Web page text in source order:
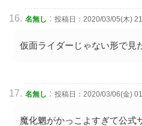
名無し : 投稿日：2020/03/05(木)
仮面ライダーじゃない形で見
名無し : 投稿日：2020/03/06(金)
魔化魍がかっこよすぎて公式